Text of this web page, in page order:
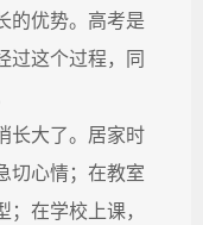
的优势。高考是
过这个过程，同
大了。居家时
切心情；在教室
在学校上课，